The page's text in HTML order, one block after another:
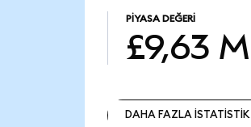
PIYASA DEĞERI
£9,63
DAHA FAZLA İSTATİSTİK